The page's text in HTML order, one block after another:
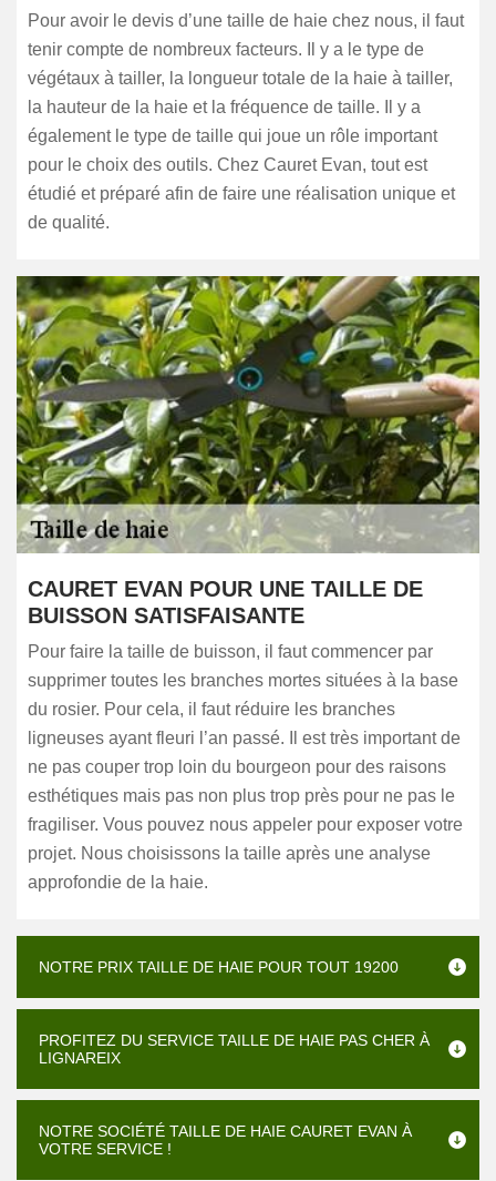
Pour avoir le devis d’une taille de haie chez nous, il faut
tenir compte de nombreux facteurs. Il y a le type de
végétaux à tailler, la longueur totale de la haie à tailler,
la hauteur de la haie et la fréquence de taille. Il y a
également le type de taille qui joue un rôle important
pour le choix des outils. Chez Cauret Evan, tout est
étudié et préparé afin de faire une réalisation unique et
de qualité.
CAURET EVAN POUR UNE TAILLE DE
BUISSON SATISFAISANTE
Pour faire la taille de buisson, il faut commencer par
supprimer toutes les branches mortes situées à la base
du rosier. Pour cela, il faut réduire les branches
ligneuses ayant fleuri l’an passé. Il est très important de
ne pas couper trop loin du bourgeon pour des raisons
esthétiques mais pas non plus trop près pour ne pas le
fragiliser. Vous pouvez nous appeler pour exposer votre
projet. Nous choisissons la taille après une analyse
approfondie de la haie.
NOTRE PRIX TAILLE DE HAIE POUR TOUT 19200
PROFITEZ DU SERVICE TAILLE DE HAIE PAS CHER À
LIGNAREIX
NOTRE SOCIÉTÉ TAILLE DE HAIE CAURET EVAN À
VOTRE SERVICE !